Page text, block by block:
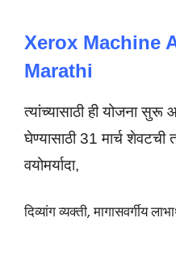
Xerox Machine
Marathi
त्यांच्यासाठी ही योजना
घेण्यासाठी 31 मार्च
वयोमर्यादा,
दिव्यांग व्यक्ती, मागासवर्गीय